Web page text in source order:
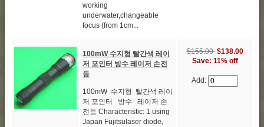
working
underwater,changeable
focus (from 1cm...
100mW 수지형 빨간색 레이
저 포인터 방수 레이저 손전
등
100mW 수지형 빨간색 레이
저 포인터 방수 레이저 손
전등 Characteristic: 1 using
Japan Fujitsulaser diode,
$155.00 $138.00
Save: 11% off
Add: